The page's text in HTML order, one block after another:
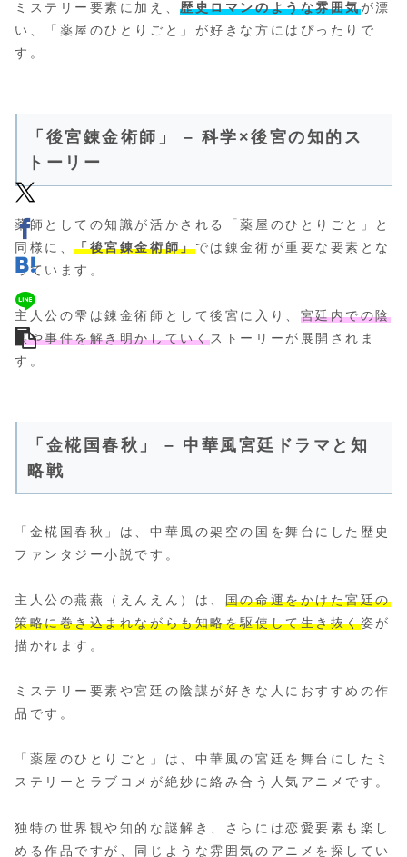
ミステリー要素に加え、歴史ロマンのような雰囲気が漂
い、「薬屋のひとりごと」が好きな方にはぴったりで
す。
「後宮錬金術師」 – 科学×後宮の知的ス
トーリー
薬師としての知識が活かされる「薬屋のひとりごと」と
同様に、「後宮錬金術師」では錬金術が重要な要素とな
っています。
主人公の雫は錬金術師として後宮に入り、 宮廷内での陰
謀や事件を解き明かしていくストーリーが展開されま
す。
「金椛国春秋」 – 中華風宮廷ドラマと知
略戦
「金椛国春秋」は、中華風の架空の国を舞台にした歴史
ファンタジー小説です。
主人公の燕燕（えんえん）は、 国の命運をかけた宮廷の
策略に巻き込まれながらも知略を駆使して生き抜く姿が
描かれます。
ミステリー要素や宮廷の陰謀が好きな人におすすめの作
品です。
「薬屋のひとりごと」は、中華風の宮廷を舞台にしたミ
ステリーとラブコメが絶妙に絡み合う人気アニメです。
独特の世界観や知的な謎解き、さらには恋愛要素も楽し
める作品ですが、同じような雰囲気のアニメを探してい